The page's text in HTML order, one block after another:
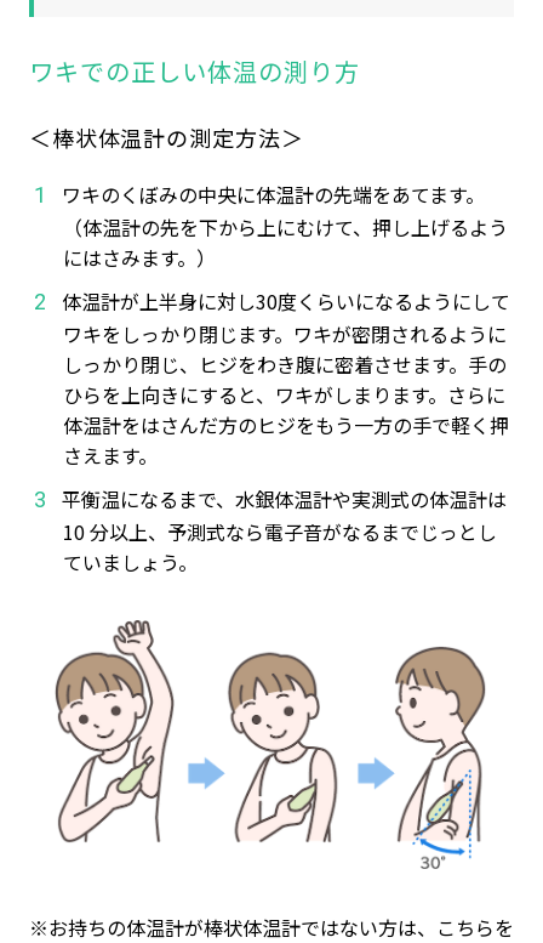
ワキでの正しい体温の測り方
＜棒状体温計の測定方法＞
1
ワキのくぼみの中央に体温計の先端をあてます。
（体温計の先を下から上にむけて、押し上げるよう
にはさみます。）
2
体温計が上半身に対し30度くらいになるようにして
ワキをしっかり閉じます。ワキが密閉されるように
しっかり閉じ、ヒジをわき腹に密着させます。手の
ひらを上向きにすると、ワキがしまります。さらに
体温計をはさんだ方のヒジをもう一方の手で軽く押
さえます。
3
平衡温になるまで、水銀体温計や実測式の体温計は
10 分以上、予測式なら電子音がなるまでじっとし
ていましょう。
※お持ちの体温計が棒状体温計ではない方は、こちらを